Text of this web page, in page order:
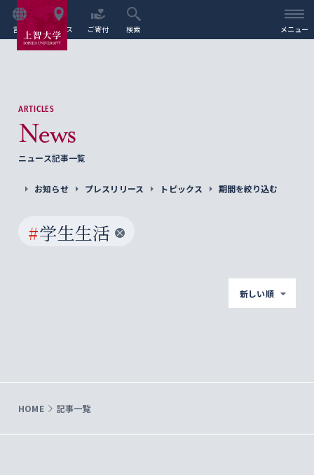
言語 アクセス ご寄付 検索 メニュー
ARTICLES
News
ニュース記事一覧
お知らせ プレスリリース トピックス 期間を絞り込む
#学生生活
新しい順
HOME 記事一覧